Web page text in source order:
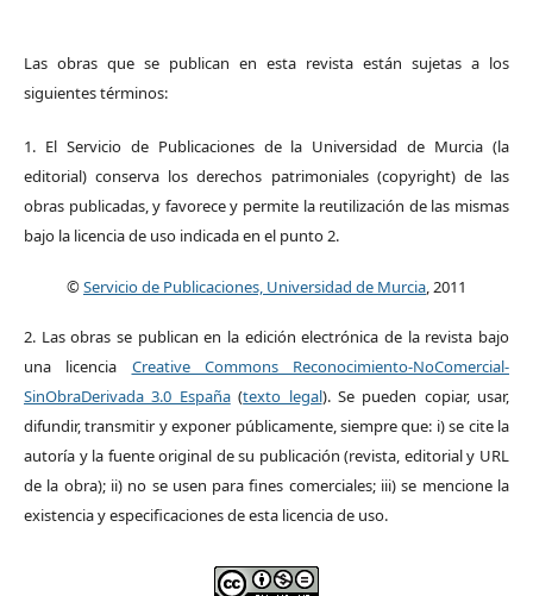
Las obras que se publican en esta revista están sujetas a los
siguientes términos:
1. El Servicio de Publicaciones de la Universidad de Murcia (la
editorial) conserva los derechos patrimoniales (copyright) de las
obras publicadas, y favorece y permite la reutilización de las mismas
bajo la licencia de uso indicada en el punto 2.
©Servicio de Publicaciones, Universidad de Murcia, 2011
2. Las obras se publican en la edición electrónica de la revista bajo
una licencia Creative Commons Reconocimiento-NoComercial-
SinObraDerivada 3.0 España(texto legal). Se pueden copiar, usar,
difundir, transmitir y exponer públicamente, siempre que: i) se cite la
autoría y la fuente original de su publicación (revista, editorial y URL
de la obra); ii) no se usen para fines comerciales; iii) se mencione la
existencia y especificaciones de esta licencia de uso.